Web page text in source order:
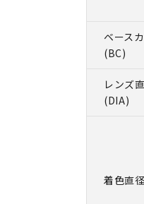
ベース
(BC)
レンズ
(DIA)
着色直径